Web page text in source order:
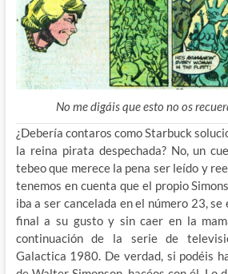
No me digáis que esto no os
¿Debería contaros como Starbuck
la reina pirata despechada? No, un
tebeo que merece la pena ser leído y
tenemos en cuenta que el propio
iba a ser cancelada en el número 23,
final a su gusto y sin caer en la
continuación de la serie de
Galactica 1980. De verdad, si podéis